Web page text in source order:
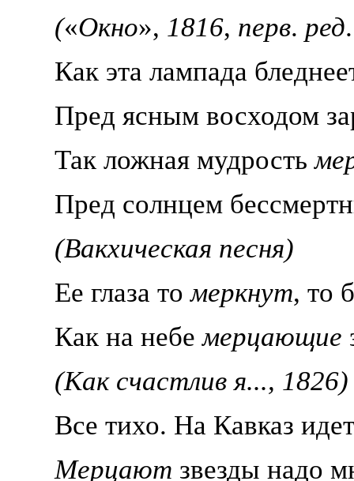
(«Окно», 1816, перв. ред
Как эта лампада
Пред ясным восходом
Так ложная мудрость
Пред солнцем бе
(Вакхическая песня)
Ее глаза томеркнут, то
Как на небемерцающие
(Как счастлив я..., 1826)
Все тихо. На Кавказ
Мерцают звезды надо